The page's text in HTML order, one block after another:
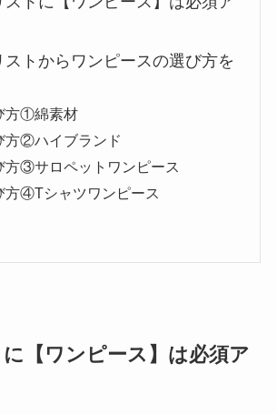
ストからワンピースの選び方を
方①綿素材
方②ハイブランド
方③サロペットワンピース
方④Tシャツワンピース
【ワンピース】は必須ア